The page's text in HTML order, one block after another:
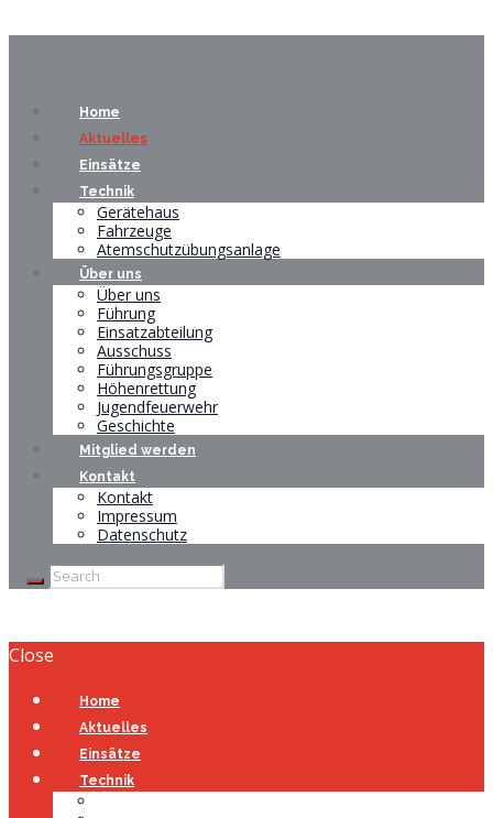
Home
Aktuelles
Einsätze
Technik
Gerätehaus
Fahrzeuge
Atemschutzübungsanlage
Über uns
Über uns
Führung
Einsatzabteilung
Ausschuss
Führungsgruppe
Höhenrettung
Jugendfeuerwehr
Geschichte
Mitglied werden
Kontakt
Kontakt
Impressum
Datenschutz
Close
Home
Aktuelles
Einsätze
Technik